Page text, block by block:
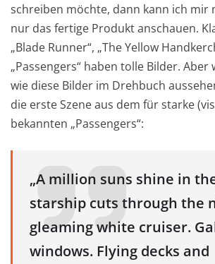
schreiben möchte, dann kann ich mir
nur das fertige Produkt anschauen.
„Blade Runner“, „The Yellow
„Passengers“ haben tolle Bilder. Aber
wie diese Bilder im Drehbuch
die erste Szene aus dem für starke
bekannten „Passengers“:
„A million suns shine in
starship cuts through the
gleaming white cruiser.
windows. Flying decks and